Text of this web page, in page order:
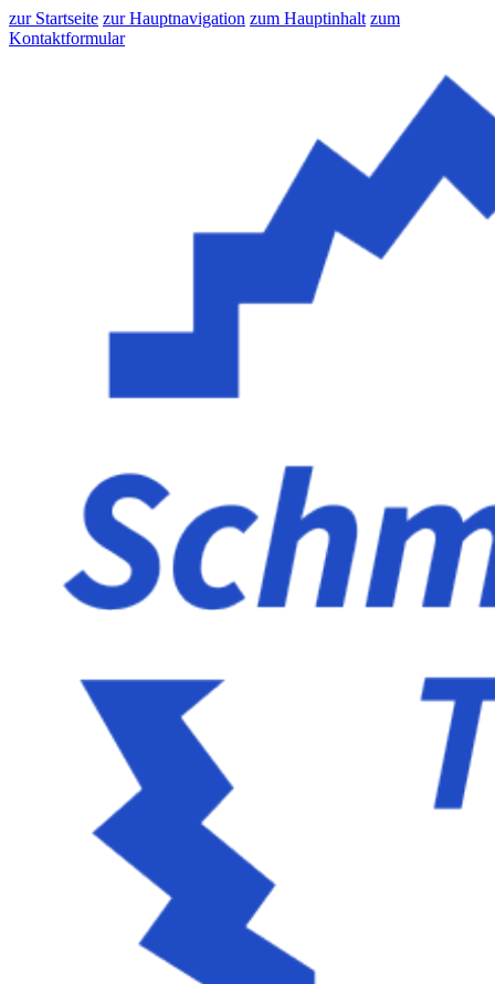
zur Startseite zur Hauptnavigation zum Hauptinhalt zum
Kontaktformular